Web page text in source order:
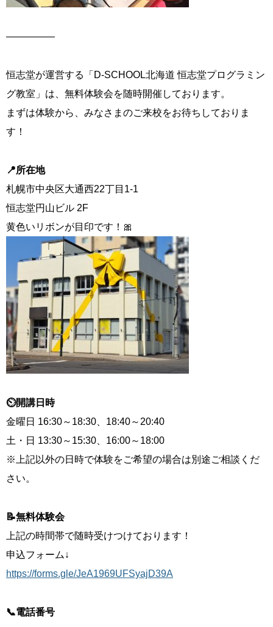
―――――
恒志堂が運営する「D-SCHOOL北海道 恒志堂プログラミン
グ教室」は、無料体験会を随時開催しております。
まずは体験から、みなさまのご来校をお待ちしておりま
す！
📍所在地
札幌市中央区大通西22丁目1-1
恒志堂円山ビル 2F
黄色いリボンが目印です！🎀
⏲開講日時
金曜日 16:30～18:30、18:40～20:40
土・日 13:30～15:30、16:00～18:00
※上記以外の日時で体験をご希望の場合は別途ご相談くだ
さい。
📝無料体験会
上記の時間帯で随時受けつけております！
申込フォーム↓
https://forms.gle/JeA1969UFSyajD39A
📞電話番号